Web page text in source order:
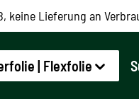
keine Lieferung an
| Flexfolie